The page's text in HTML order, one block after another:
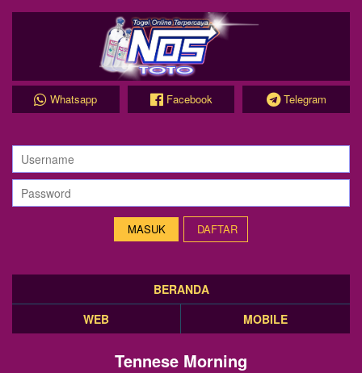
Whatsapp Facebook Telegram
DAFTAR
BERANDA
WEB
MOBILE
Tennese Morning